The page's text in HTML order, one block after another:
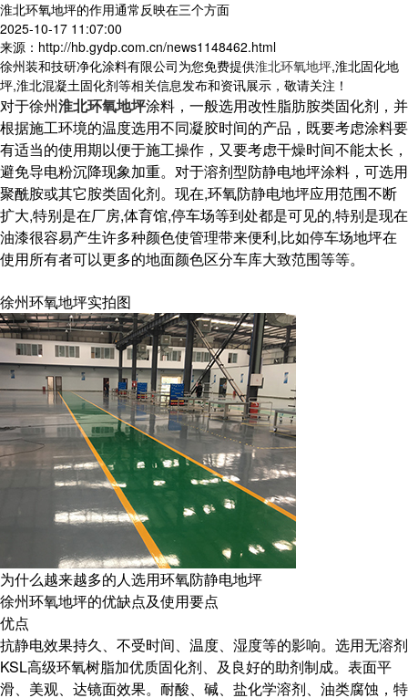
淮北环氧地坪的作用通常反映在三个方面
2025-10-17 11:07:00
来源：http://hb.gydp.com.cn/news1148462.html
徐州装和技研净化涂料有限公司为您免费提供淮北环氧地坪,淮北固化地
坪,淮北混凝土固化剂等相关信息发布和资讯展示，敬请关注！
对于徐州淮北环氧地坪涂料，一般选用改性脂肪胺类固化剂，并
根据施工环境的温度选用不同凝胶时间的产品，既要考虑涂料要
有适当的使用期以便于施工操作，又要考虑干燥时间不能太长，
避免导电粉沉降现象加重。对于溶剂型防静电地坪涂料，可选用
聚酰胺或其它胺类固化剂。现在,环氧防静电地坪应用范围不断
扩大,特别是在厂房,体育馆,停车场等到处都是可见的,特别是现在
油漆很容易产生许多种颜色使管理带来便利,比如停车场地坪在
使用所有者可以更多的地面颜色区分车库大致范围等等。
徐州环氧地坪实拍图
为什么越来越多的人选用环氧防静电地坪
徐州环氧地坪的优缺点及使用要点
优点
抗静电效果持久、不受时间、温度、湿度等的影响。选用无溶剂
KSL高级环氧树脂加优质固化剂、及良好的助剂制成。表面平
滑、美观、达镜面效果。耐酸、碱、盐化学溶剂、油类腐蚀，特